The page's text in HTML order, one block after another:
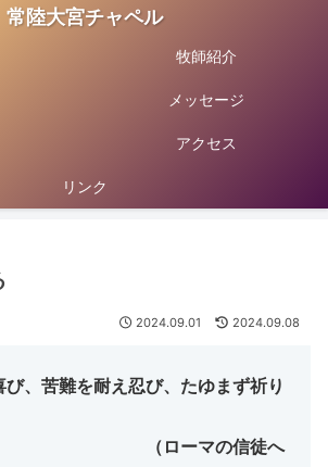
常陸大宮チャペル
牧師紹介
メッセージ
アクセス
リンク
2024.09.01 2024.09.08
、苦難を耐え忍び、たゆまず祈り
マの信徒へ